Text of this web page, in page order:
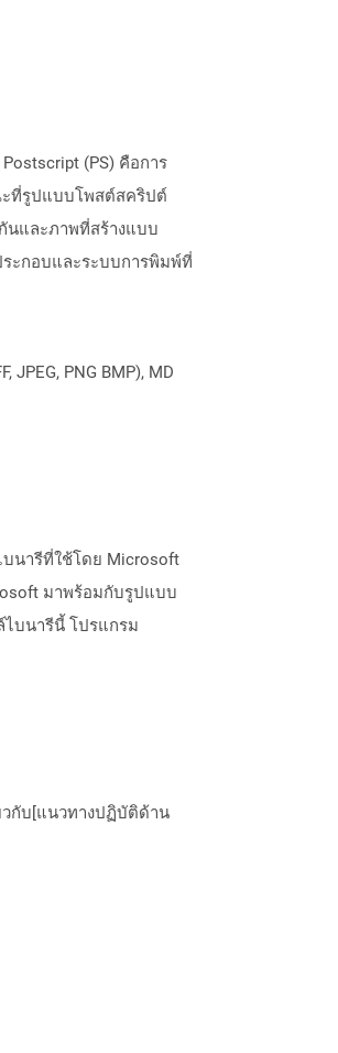
(PS) คือการ
ที่รูปแบบโพสต์สคริปต์
นและภาพที่สร้างแบบ
ระกอบและระบบการพิมพ์ที่
PNG BMP), MD
นารีที่ใช้โดย Microsoft
มาพร้อมกับรูปแบบ
ไบนารีนี้ โปรแกรม
วกับ[แนวทางปฏิบัติด้าน